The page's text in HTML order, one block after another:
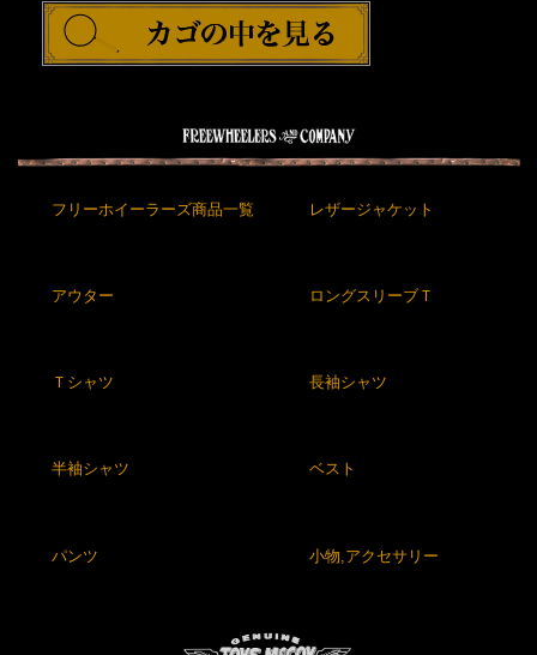
フリーホイーラーズ商品一覧 レザージャケット
アウター ロングスリーブＴ
Ｔシャツ 長袖シャツ
半袖シャツ ベスト
パンツ 小物,アクセサリー